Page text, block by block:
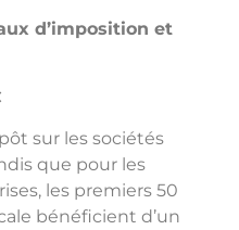
d’imposition et
sur les sociétés
que pour les
les premiers 50
bénéficient d’un